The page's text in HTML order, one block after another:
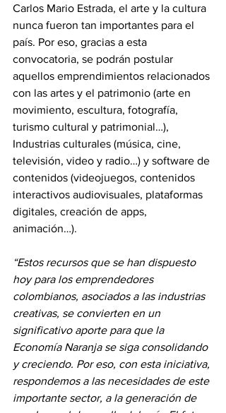
Carlos Mario Estrada, el arte y la cultura
nunca fueron tan importantes para el
país. Por eso, gracias a esta
convocatoria, se podrán postular
aquellos emprendimientos relacionados
con las artes y el patrimonio (arte en
movimiento, escultura, fotografía,
turismo cultural y patrimonial…),
Industrias culturales (música, cine,
televisión, video y radio…) y software de
contenidos (videojuegos, contenidos
interactivos audiovisuales, plataformas
digitales, creación de apps,
animación…).
“Estos recursos que se han dispuesto
hoy para los emprendedores
colombianos, asociados a las industrias
creativas, se convierten en un
significativo aporte para que la
Economía Naranja se siga consolidando
y creciendo. Por eso, con esta iniciativa,
respondemos a las necesidades de este
importante sector, a la generación de